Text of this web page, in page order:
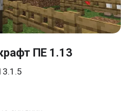
ПЕ 1.13